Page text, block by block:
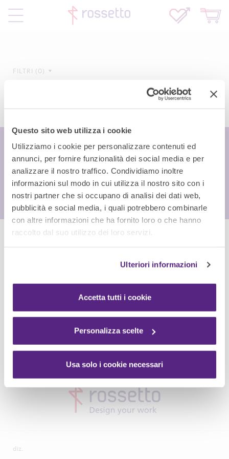
Questo sito web utilizza i cookie
Utilizziamo i cookie per personalizzare contenuti ed
annunci, per fornire funzionalità dei social media e per
analizzare il nostro traffico. Condividiamo inoltre
informazioni sul modo in cui utilizza il nostro sito con i
nostri partner che si occupano di analisi dei dati web,
pubblicità e social media, i quali potrebbero combinarle
con altre informazioni che ha fornito loro o che hanno
raccolto dal suo utilizzo dei loro servizi.
Ulteriori informazioni
Accetta tutti i cookie
Personalizza scelte
Usa solo i cookie necessari
FILTRI 0
diz.